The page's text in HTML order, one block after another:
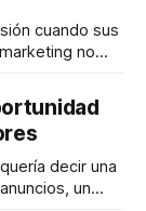
cuando sus
no
en
decir una
un